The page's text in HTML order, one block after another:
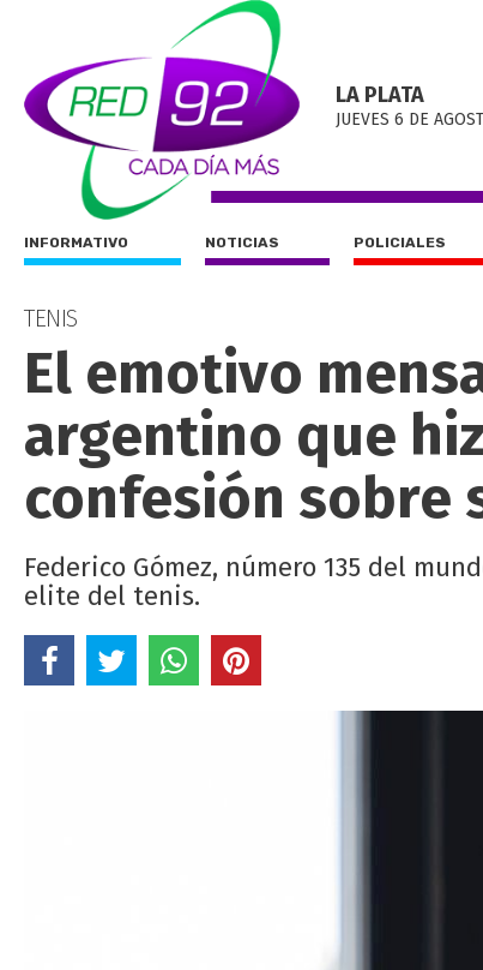
LA PLATA
JUEVES 6 DE
INFORMATIVO NOTICIAS POLICIALES
TENIS
El emotivo
argentino que
confesión sobre
Federico Gómez, número 135 del
elite del tenis.